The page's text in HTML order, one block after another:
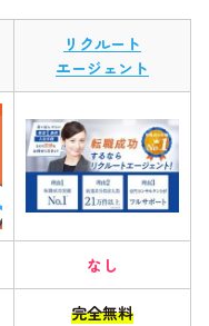
リクルート
エージェント
なし
完全無料